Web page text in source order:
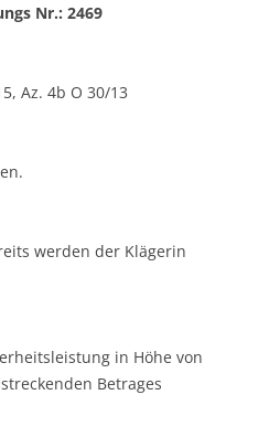
Nr.: 2469
Az. 4b O 30/13
werden der Klägerin
in Höhe von
Betrages